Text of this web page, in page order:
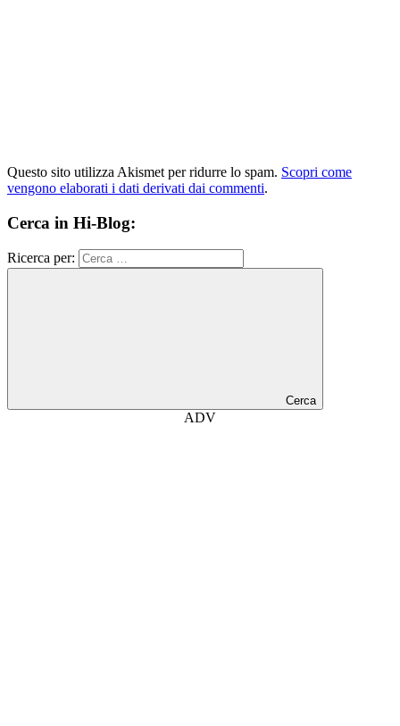
Questo sito utilizza Akismet per ridurre lo spam. Scopri come
vengono elaborati i dati derivati dai commenti.
Cerca in Hi-Blog:
Ricerca per:
Cerca
ADV